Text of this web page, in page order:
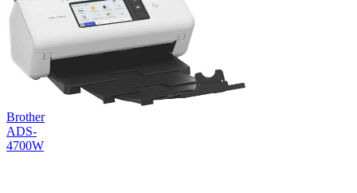
Brother
ADS-
4700W